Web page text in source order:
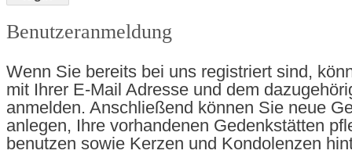
Benutzeranmeldung
Wenn Sie bereits bei uns registriert sind,
mit Ihrer E-Mail Adresse und dem
anmelden. Anschließend können Sie neue
anlegen, Ihre vorhandenen Gedenkstätten
benutzen sowie Kerzen und Kondolenzen